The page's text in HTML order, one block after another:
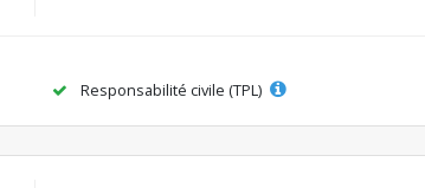
Responsabilité civile (TPL)